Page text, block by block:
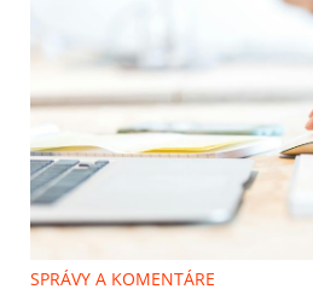
SPRÁVY A KOMENTÁRE